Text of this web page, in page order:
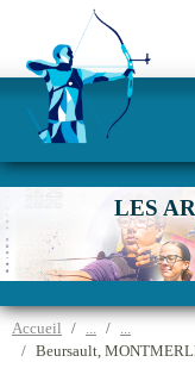
LES
Accueil
Beursault,
Panneau de gestion des